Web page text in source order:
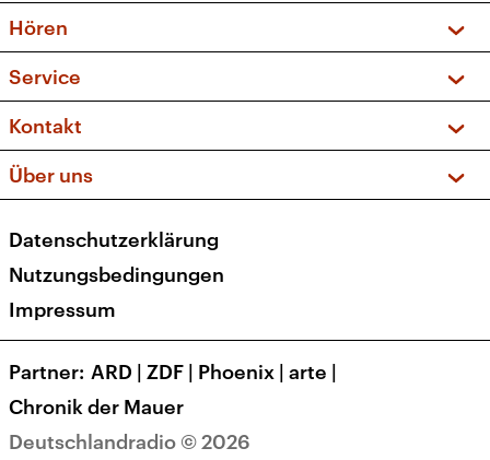
Sendungen und Podcasts
Musikliste
Kakadu – Das Kinderprogramm
Hören
Frequenzen (UKW + DAB+)
Service
FAQ
Apps
Newsletter
Veranstaltungen
Kontakt
Social Media
Über uns
Presse
Karriere
Transparenz
Deutschlandradio © 2026
Datenschutzerklärung
Nutzungsbedingungen
Impressum
Partner ARD | ZDF | Phoenix | arte |
Chronik der Mauer